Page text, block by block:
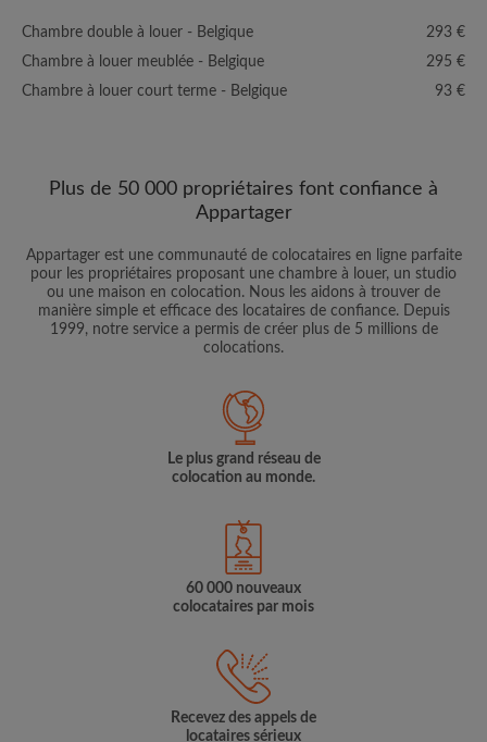
Chambre double à louer - Belgique
293 €
Chambre à louer meublée - Belgique
295 €
Chambre à louer court terme - Belgique
93 €
Plus de 50 000 propriétaires font confiance à
Appartager
Appartager est une communauté de colocataires en ligne parfaite
pour les propriétaires proposant une chambre à louer, un studio
ou une maison en colocation. Nous les aidons à trouver de
manière simple et efficace des locataires de confiance. Depuis
1999, notre service a permis de créer plus de 5 millions de
colocations.
Le plus grand réseau de
colocation au monde.
60 000 nouveaux
colocataires par mois
Recevez des appels de
locataires sérieux